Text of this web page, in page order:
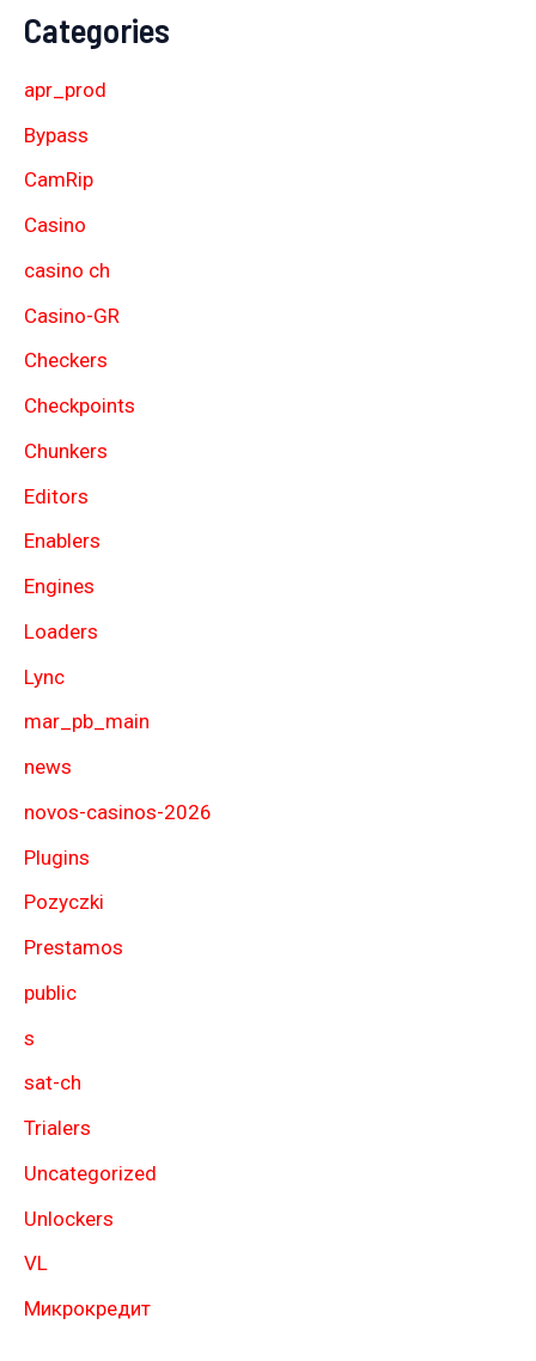
Categories
apr_prod
Bypass
CamRip
Casino
casino ch
Casino-GR
Checkers
Checkpoints
Chunkers
Editors
Enablers
Engines
Loaders
Lync
mar_pb_main
news
novos-casinos-2026
Plugins
Pozyczki
Prestamos
public
s
sat-ch
Trialers
Uncategorized
Unlockers
VL
Микрокредит